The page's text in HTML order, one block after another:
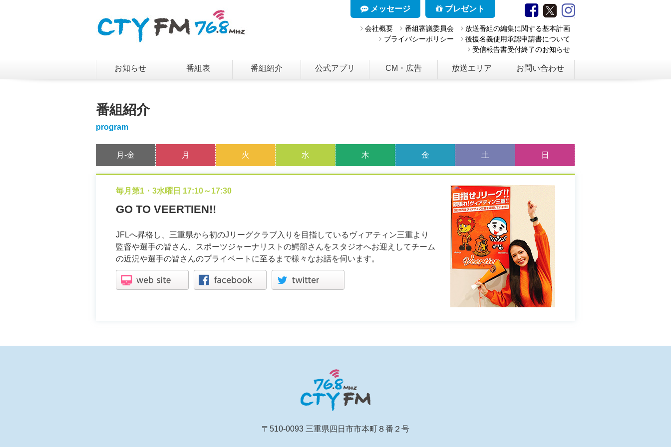
メッセージ プレゼント
会社概要 番組審議委員会
放送番組の編集に関する基本計画
プライバシーポリシー
後援名義使用承認申請書について
受信報告書受付終了のお知らせ
お知らせ 番組表 番組紹介 公式アプリ CM・広告 放送エリア お問い合わせ
番組紹介
program
月-金 月 火 水 木 金 土 日
毎月第1・3水曜日 17:10～17:30
GO TO VEERTIEN!!
JFLへ昇格し、三重県から初のJリーグクラブ入りを目指しているヴィアティン三重より
監督や選手の皆さん、スポーツジャーナリストの鰐部さんをスタジオへお迎えしてチーム
の近況や選手の皆さんのプライベートに至るまで様々なお話を伺います。
〒510-0093 三重県四日市市本町８番２号